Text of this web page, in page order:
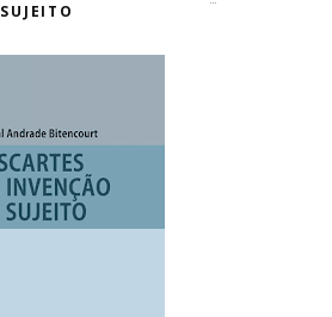
SUJEITO